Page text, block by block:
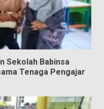
Sekolah Babinsa
Tenaga Pengajar